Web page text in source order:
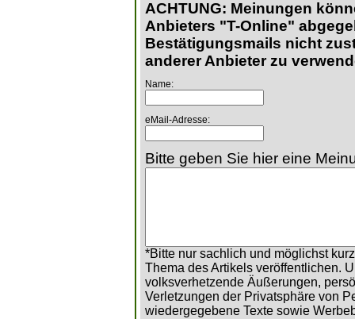
ACHTUNG: Meinungen
Anbieters "T-Online"
Bestätigungsmails nicht
anderer Anbieter zu
Name:
eMail-Adresse:
Bitte geben Sie hier eine
*Bitte nur sachlich und möglichst
Thema des Artikels veröffentlichen.
volksverhetzende Äußerungen,
Verletzungen der Privatsphäre von
wiedergegebene Texte sowie